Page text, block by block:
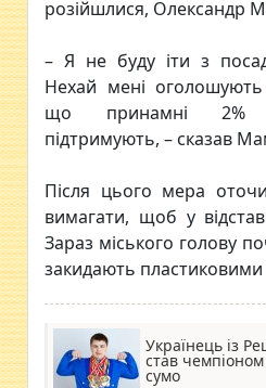
розійшлися, Олександр
– Я не буду іти з
Нехай мені
що принамні 2%
підтримують, – сказав
Після цього мера
вимагати, щоб у
Зараз міського голову
закидають
Українець із
став
сумо